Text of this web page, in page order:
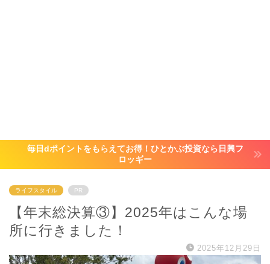
毎日dポイントをもらえてお得！ひとかぶ投資なら日興フ
ロッギー
ライフスタイル PR
【年末総決算③】2025年はこんな場
所に行きました！
2025年12月29日